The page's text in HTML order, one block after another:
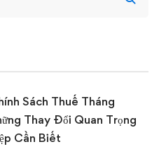
Sách Thuế Tháng
Thay Đổi Quan Trọng
Cần Biết